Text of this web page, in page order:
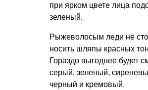
при ярком цвете лица
зеленый.
Рыжеволосым леди не
носить шляпы красных
Гораздо выгоднее будет
серый, зеленый,
черный и кремовый.